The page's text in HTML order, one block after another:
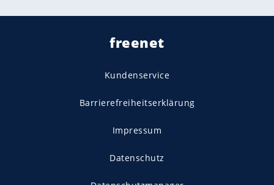
freenet
Kundenservice
Barrierefreiheitserklärung
Impressum
Datenschutz